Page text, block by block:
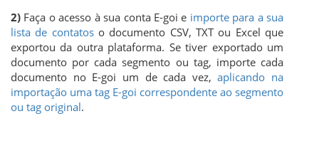
2) Faça o acesso à sua conta E-goi e importe para a sua
lista de contatoso documento CSV, TXT ou Excel que
exportou da outra plataforma. Se tiver exportado um
documento por cada segmento ou tag, importe cada
documento no E-goi um de cada vez,aplicando na
importação uma tag E-goi correspondente ao segmento
ou tag original.